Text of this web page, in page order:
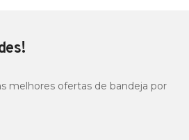
melhores ofertas de bandeja por